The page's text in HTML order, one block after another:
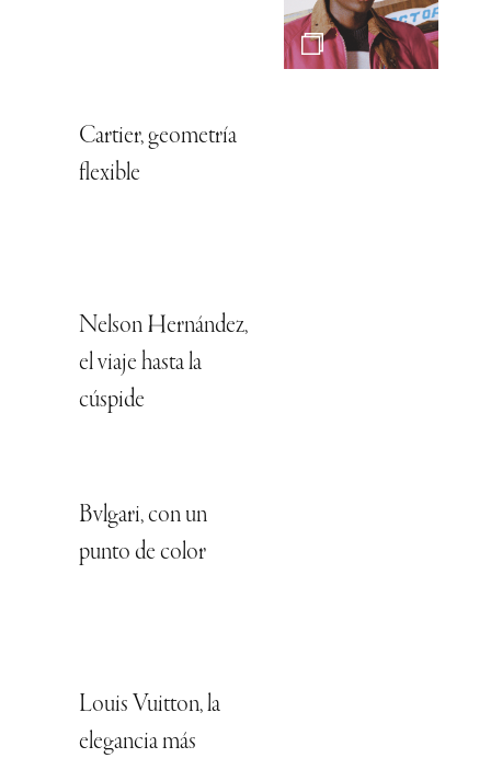
Cartier, geometría
flexible
Nelson Hernández,
el viaje hasta la
cúspide
Bvlgari, con un
punto de color
Louis Vuitton, la
elegancia más